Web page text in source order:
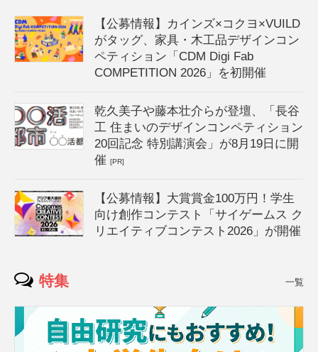
【公募情報】カインズ×コクヨ×VUILD
がタッグ、家具・木工品デザインコン
ペティション「CDM Digi Fab
COMPETITION 2026」を初開催
乾久美子や藤本壮介らが登壇、「長谷
工 住まいのデザインコンペティション
20回記念 特別講演会」が8月19日に開
催[PR]
【公募情報】大賞賞金100万円！学生
向け創作コンテスト「サイゲームス ク
リエイティブコンテスト2026」が開催
特集 一覧